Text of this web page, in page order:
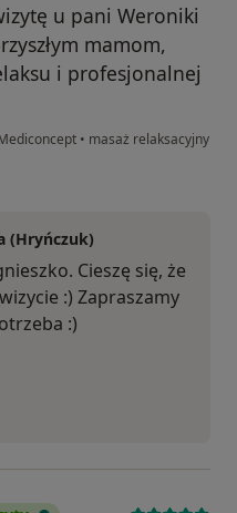
u pani Weroniki
mamom,
i profesjonalnej
• masaż relaksacyjny
(Hryńczuk)
Cieszę się, że
:) Zapraszamy
:)